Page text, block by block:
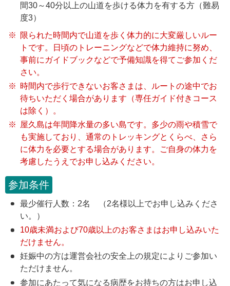
間30～40分以上の山道を歩ける体力を有する方（難易
度3）
限られた時間内で山道を歩く体力的に大変厳しいルー
トです。日頃のトレーニングなどで体力維持に努め、
事前にガイドブックなどで予備知識を得てご参加くだ
さい。
時間内で歩行できないお客さまは、ルートの途中でお
待ちいただく場合があります（専任ガイド付きコース
は除く）。
屋久島は年間降水量の多い島です。多少の雨や積雪で
も実施しており、通常のトレッキングとくらべ、さら
に体力を必要とする場合があります。ご自身の体力を
考慮したうえでお申し込みください。
参加条件
最少催行人数：2名 （2名様以上でお申し込みくださ
い。）
10歳未満および70歳以上のお客さまはお申し込みいた
だけません。
妊娠中の方は運営会社の安全上の規定によりご参加い
ただけません。
参加にあたって気になる病歴をお持ちの方はお申し込